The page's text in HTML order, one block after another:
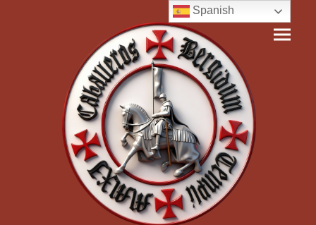
Spanish